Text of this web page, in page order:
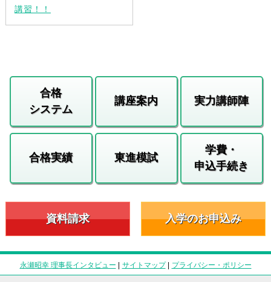
講習！！
合格
システム
講座案内 実力講師陣
合格実績 東進模試
学費・
申込手続き
資料請求 入学のお申込み
永瀬昭幸 理事長インタビュー | サイトマップ| プライバシー・ポリシー